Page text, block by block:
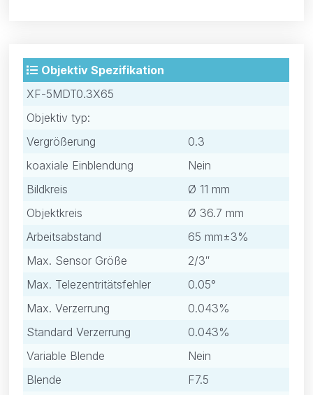
Objektiv Spezifikation
XF-5MDT0.3X65
Objektiv typ:
Vergrößerung
0.3
koaxiale Einblendung
Nein
Bildkreis
Ø 11 mm
Objektkreis
Ø 36.7 mm
Arbeitsabstand
65 mm±3%
Max. Sensor Größe
2/3″
Max. Telezentritätsfehler
0.05°
Max. Verzerrung
0.043%
Standard Verzerrung
0.043%
Variable Blende
Nein
Blende
F7.5